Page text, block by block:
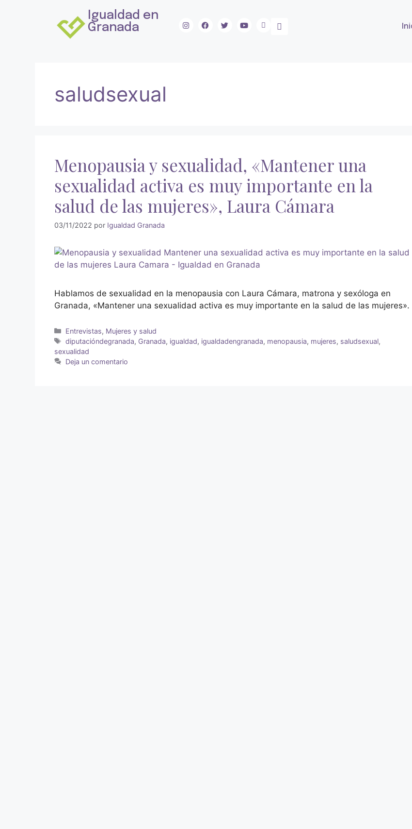
Igualdad en
Granada
saludsexual
Menopausia y sexualidad, «Mantener una
sexualidad activa es muy importante en la
salud de las mujeres», Laura Cámara
03/11/2022 por Igualdad Granada
Hablamos de sexualidad en la menopausia con Laura Cámara, matrona y sexóloga en
Granada, «Mantener una sexualidad activa es muy importante en la salud de las mujeres».
Entrevistas, Mujeres y salud
diputacióndegranada, Granada, igualdad, igualdadengranada, menopausia, mujeres, saludsexual,
sexualidad
Deja un comentario